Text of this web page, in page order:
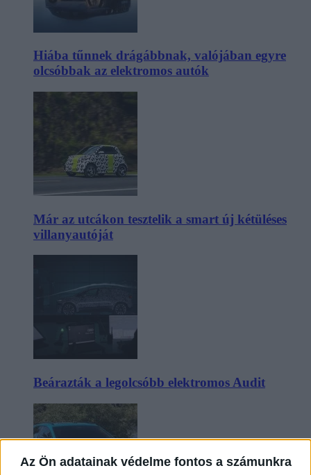
Az Ön adatainak védelme fontos a számunkra
Hiába tűnnek drágábbnak, valójában egyre
olcsóbbak az elektromos autók
Már az utcákon tesztelik a smart új kétüléses
villanyautóját
Beárazták a legolcsóbb elektromos Audit